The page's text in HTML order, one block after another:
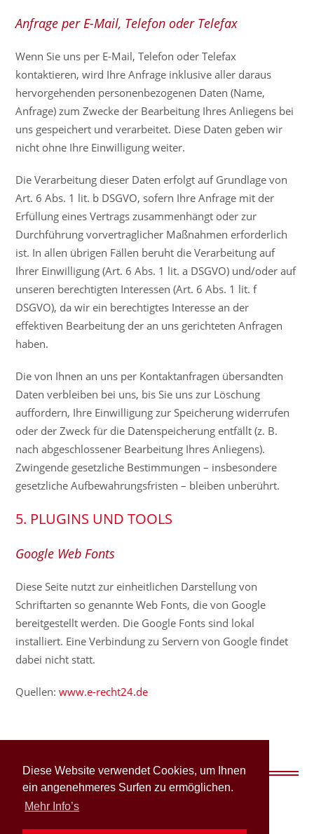
Diese Website verwendet Cookies, um Ihnen
ein angenehmeres Surfen zu ermöglichen.
Mehr Info’s
Anfrage per E-Mail, Telefon oder Telefax
Wenn Sie uns per E-Mail, Telefon oder Telefax
kontaktieren, wird Ihre Anfrage inklusive aller daraus
hervorgehenden personenbezogenen Daten (Name,
Anfrage) zum Zwecke der Bearbeitung Ihres Anliegens bei
uns gespeichert und verarbeitet. Diese Daten geben wir
nicht ohne Ihre Einwilligung weiter.
Die Verarbeitung dieser Daten erfolgt auf Grundlage von
Art. 6 Abs. 1 lit. b DSGVO, sofern Ihre Anfrage mit der
Erfüllung eines Vertrags zusammenhängt oder zur
Durchführung vorvertraglicher Maßnahmen erforderlich
ist. In allen übrigen Fällen beruht die Verarbeitung auf
Ihrer Einwilligung (Art. 6 Abs. 1 lit. a DSGVO) und/oder auf
unseren berechtigten Interessen (Art. 6 Abs. 1 lit. f
DSGVO), da wir ein berechtigtes Interesse an der
effektiven Bearbeitung der an uns gerichteten Anfragen
haben.
Die von Ihnen an uns per Kontaktanfragen übersandten
Daten verbleiben bei uns, bis Sie uns zur Löschung
auffordern, Ihre Einwilligung zur Speicherung widerrufen
oder der Zweck für die Datenspeicherung entfällt (z. B.
nach abgeschlossener Bearbeitung Ihres Anliegens).
Zwingende gesetzliche Bestimmungen – insbesondere
gesetzliche Aufbewahrungsfristen – bleiben unberührt.
5. PLUGINS UND TOOLS
Google Web Fonts
Diese Seite nutzt zur einheitlichen Darstellung von
Schriftarten so genannte Web Fonts, die von Google
bereitgestellt werden. Die Google Fonts sind lokal
installiert. Eine Verbindung zu Servern von Google findet
dabei nicht statt.
Quellen:www.e-recht24.de